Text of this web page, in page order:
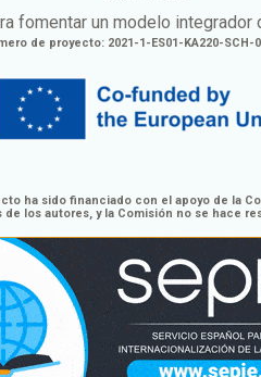
fomentar un modelo integrador
de proyecto: 2021-1-ES01-KA220-SCH-
ha sido financiado con el apoyo de la
los autores, y la Comisión no se hace